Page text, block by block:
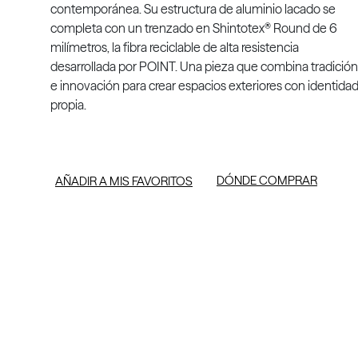
contemporánea. Su estructura de aluminio lacado se
completa con un trenzado en Shintotex® Round de 6
milímetros, la fibra reciclable de alta resistencia
desarrollada por POINT. Una pieza que combina tradición
e innovación para crear espacios exteriores con identidad
propia.
AÑADIR A MIS FAVORITOS DÓNDE COMPRAR